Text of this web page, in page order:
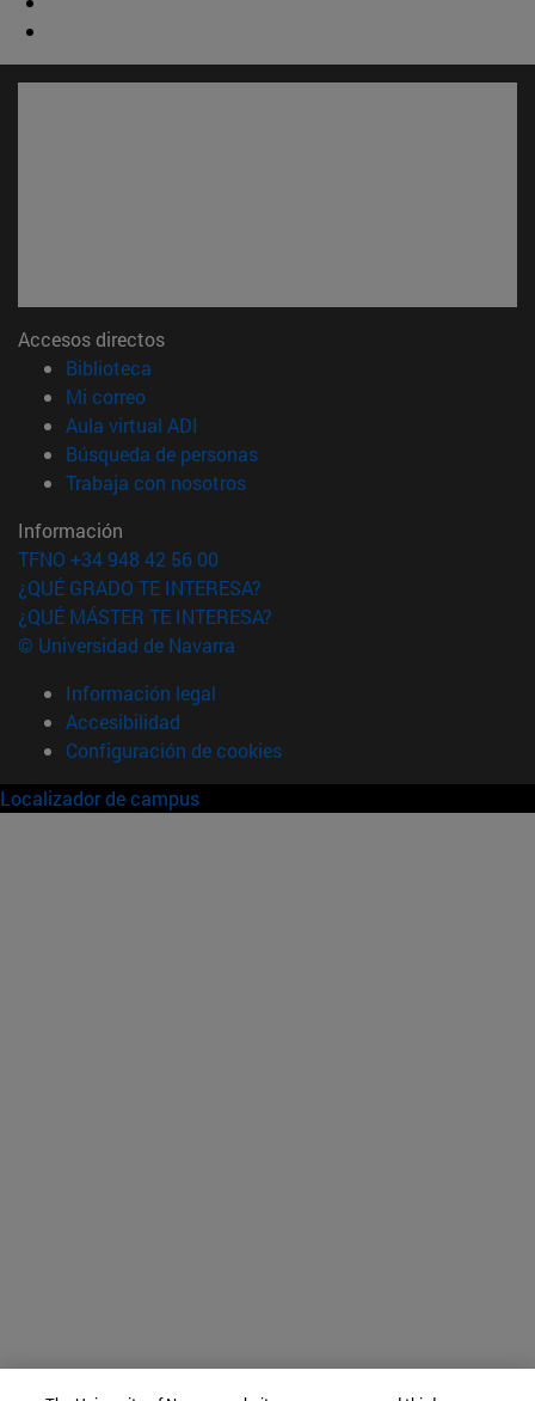
Accesos directos
Biblioteca
Mi correo(abre en nueva ventana)
Aula virtual ADI
Búsqueda de personas(abre en nueva ventana)
Trabaja con nosotros(abre en nueva ventana)
Información
TFNO +34 948 42 56 00
¿QUÉ GRADO TE INTERESA?
¿QUÉ MÁSTER TE INTERESA?
© Universidad de Navarra
Información legal
Accesibilidad
Configuración de cookies
Localizador de campus